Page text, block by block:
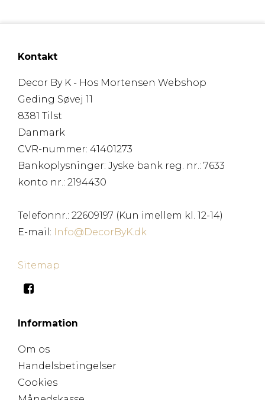
Kontakt
Decor By K - Hos Mortensen Webshop
Geding Søvej 11
8381 Tilst
Danmark
CVR-nummer: 41401273
Bankoplysninger: Jyske bank reg. nr.: 7633
konto nr.: 2194430
Telefonnr.: 22609197 (Kun imellem kl. 12-14)
E-mail : Info@DecorByK.dk
Sitemap
Information
Om os
Handelsbetingelser
Cookies